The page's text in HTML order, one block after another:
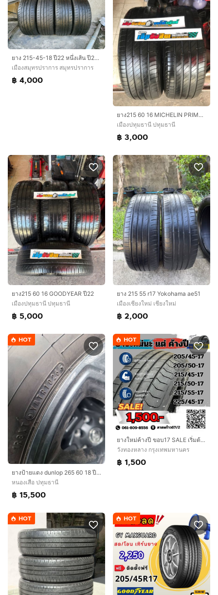
ยาง 215-45-18 ปี22 หนึ่งเส้น ปี24 สามเส้น ยี่ห้อ Bridgestone
เมืองสมุทรปราการ สมุทรปราการ
฿ 4,000
ยาง215 60 16 MICHELIN PRIMACY 4 ปี21
เมืองปทุมธานี ปทุมธานี
฿ 3,000
ยาง215 60 16 GOODYEAR ปี22
เมืองปทุมธานี ปทุมธานี
฿ 5,000
ยาง 215 55 r17 Yokohama ae51
เมืองเชียงใหม่ เชียงใหม่
฿ 2,000
HOT
ยางป้ายแดง dunlop 265 60 18 ปี 26 มีตุ่มหน้ายางทุกเส้น
หนองเสือ ปทุมธานี
฿ 15,500
HOT
ยางใหม่ค้างปี ขอบ17 SALE เริ่มต้น 1,500 เบอร์ 205 215 225
วังทองหลาง กรุงเทพมหานคร
฿ 1,500
HOT HOT